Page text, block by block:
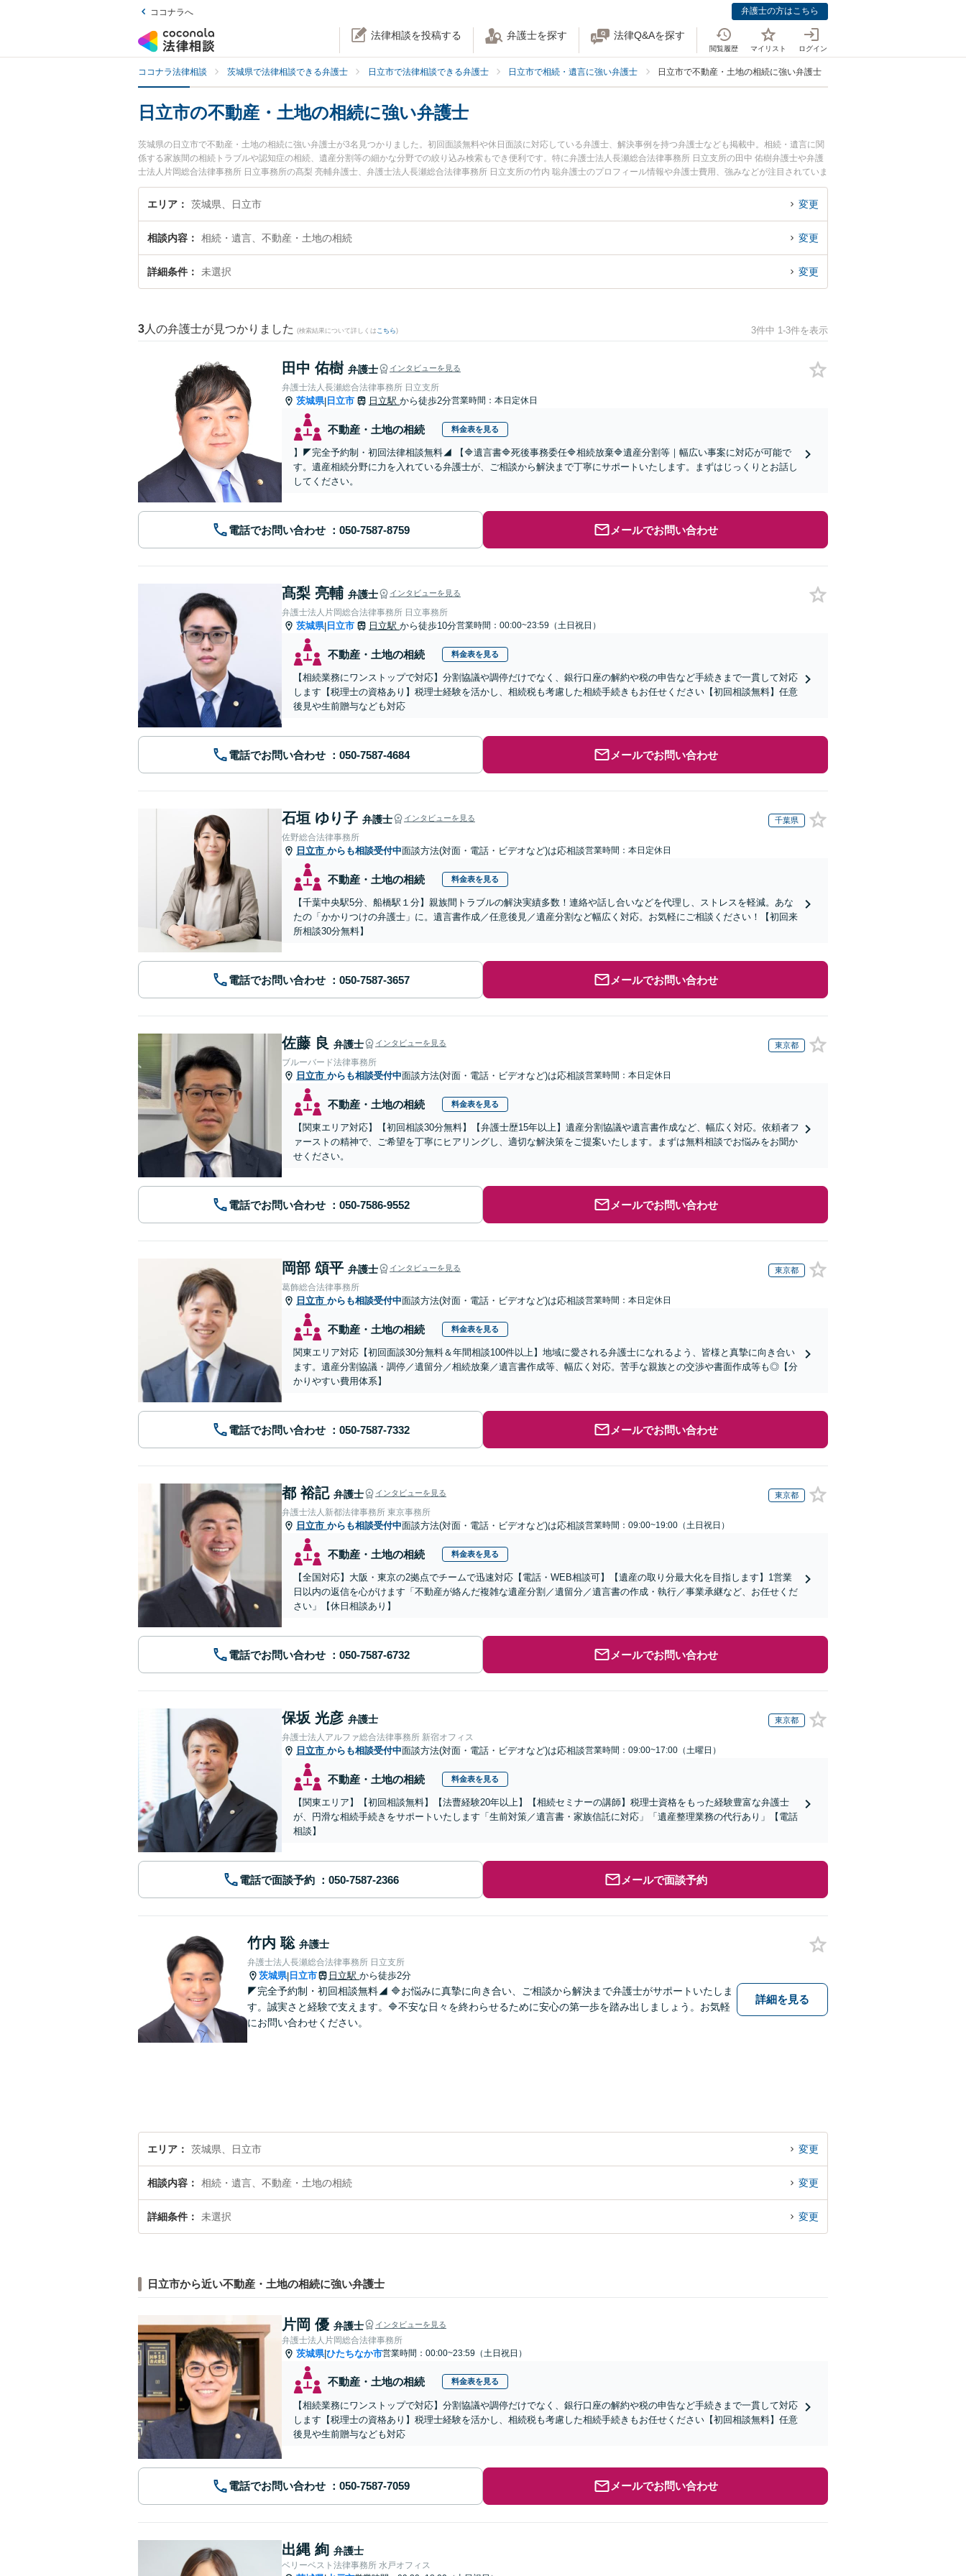
ココナラへ 弁護士の方はこちら
法律相談を投稿する 弁護士を探す 法律Q&Aを探す
閲覧履歴 マイリスト ログイン
ココナラ法律相談 茨城県で法律相談できる弁護士 日立市で法律相談できる弁護士 日立市で相続・遺言に強い弁護士 日立市で不動産・土地の相続に強い弁護士
日立市の不動産・土地の相続に強い弁護士
茨城県の日立市で不動産・土地の相続に強い弁護士が3名見つかりました。初回面談無料や休日面談に対応している弁護士、解決事例を持つ弁護士なども掲載中。相続・遺言に関
係する家族間の相続トラブルや認知症の相続、遺産分割等の細かな分野での絞り込み検索もでき便利です。特に弁護士法人長瀬総合法律事務所 日立支所の田中 佑樹弁護士や弁護
士法人片岡総合法律事務所 日立事務所の髙梨 亮輔弁護士、弁護士法人長瀬総合法律事務所 日立支所の竹内 聡弁護士のプロフィール情報や弁護士費用、強みなどが注目されていま
す。『日立市で土日や夜間に発生した不動産・土地の相続のトラブルを今すぐに弁護士に相談したい』『不動産・土地の相続のトラブル解決の実績豊富な近くの弁護士を検索した
い』『初回相談無料で不動産・土地の相続を法律相談できる日立市内の弁護士に相談予約したい』などでお困りの相談者さんにおすすめです。
エリア 茨城県、日立市 変更
相談内容 相続・遺言、不動産・土地の相続 変更
詳細条件 未選択 変更
3 人の弁護士が見つかりました (検索結果について詳しくは こちら) 3件中 1-3件を表示
田中 佑樹 弁護士 インタビューを見る
弁護士法人長瀬総合法律事務所 日立支所
茨城県| 日立市 日立駅 から徒歩2分営業時間：本日定休日
不動産・土地の相続 料金表を見る
】◤完全予約制・初回法律相談無料◢ 【🔷遺言書🔷死後事務委任🔷相続放棄🔷遺産分割等｜幅広い事案に対応が可能で
す。遺産相続分野に力を入れている弁護士が、ご相談から解決まで丁寧にサポートいたします。まずはじっくりとお話し
してください。
電話でお問い合わせ メールでお問い合わせ
髙梨 亮輔 弁護士 インタビューを見る
弁護士法人片岡総合法律事務所 日立事務所
茨城県| 日立市 日立駅 から徒歩10分営業時間：00:00~23:59（土日祝日）
不動産・土地の相続 料金表を見る
【相続業務にワンストップで対応】分割協議や調停だけでなく、銀行口座の解約や税の申告など手続きまで一貫して対応
します【税理士の資格あり】税理士経験を活かし、相続税も考慮した相続手続きもお任せください【初回相談無料】任意
後見や生前贈与なども対応
電話でお問い合わせ メールでお問い合わせ
石垣 ゆり子 弁護士 インタビューを見る 千葉県
佐野総合法律事務所
日立市 からも相談受付中面談方法(対面・電話・ビデオなど)は応相談営業時間：本日定休日
不動産・土地の相続 料金表を見る
【千葉中央駅5分、船橋駅１分】親族間トラブルの解決実績多数！連絡や話し合いなどを代理し、ストレスを軽減。あな
たの「かかりつけの弁護士」に。遺言書作成／任意後見／遺産分割など幅広く対応。お気軽にご相談ください！【初回来
所相談30分無料】
電話でお問い合わせ メールでお問い合わせ
佐藤 良 弁護士 インタビューを見る 東京都
ブルーバード法律事務所
日立市 からも相談受付中面談方法(対面・電話・ビデオなど)は応相談営業時間：本日定休日
不動産・土地の相続 料金表を見る
【関東エリア対応】【初回相談30分無料】【弁護士歴15年以上】遺産分割協議や遺言書作成など、幅広く対応。依頼者フ
ァーストの精神で、ご希望を丁寧にヒアリングし、適切な解決策をご提案いたします。まずは無料相談でお悩みをお聞か
せください。
電話でお問い合わせ メールでお問い合わせ
岡部 頌平 弁護士 インタビューを見る 東京都
葛飾総合法律事務所
日立市 からも相談受付中面談方法(対面・電話・ビデオなど)は応相談営業時間：本日定休日
不動産・土地の相続 料金表を見る
関東エリア対応【初回面談30分無料＆年間相談100件以上】地域に愛される弁護士になれるよう、皆様と真摯に向き合い
ます。遺産分割協議・調停／遺留分／相続放棄／遺言書作成等、幅広く対応。苦手な親族との交渉や書面作成等も◎【分
かりやすい費用体系】
電話でお問い合わせ メールでお問い合わせ
都 裕記 弁護士 インタビューを見る 東京都
弁護士法人新都法律事務所 東京事務所
日立市 からも相談受付中面談方法(対面・電話・ビデオなど)は応相談営業時間：09:00~19:00（土日祝日）
不動産・土地の相続 料金表を見る
【全国対応】大阪・東京の2拠点でチームで迅速対応【電話・WEB相談可】【遺産の取り分最大化を目指します】1営業
日以内の返信を心がけます「不動産が絡んだ複雑な遺産分割／遺留分／遺言書の作成・執行／事業承継など、お任せくだ
さい」【休日相談あり】
電話でお問い合わせ メールでお問い合わせ
保坂 光彦 弁護士 東京都
弁護士法人アルファ総合法律事務所 新宿オフィス
日立市 からも相談受付中面談方法(対面・電話・ビデオなど)は応相談営業時間：09:00~17:00（土曜日）
不動産・土地の相続 料金表を見る
【関東エリア】【初回相談無料】【法曹経験20年以上】【相続セミナーの講師】税理士資格をもった経験豊富な弁護士
が、円滑な相続手続きをサポートいたします「生前対策／遺言書・家族信託に対応」「遺産整理業務の代行あり」【電話
相談】
電話で面談予約 メールで面談予約
竹内 聡 弁護士
弁護士法人長瀬総合法律事務所 日立支所
茨城県| 日立市 日立駅 から徒歩2分
◤完全予約制・初回相談無料◢ 🔷お悩みに真摯に向き合い、ご相談から解決まで弁護士がサポートいたしま
す。誠実さと経験で支えます。🔷不安な日々を終わらせるために安心の第一歩を踏み出しましょう。お気軽
にお問い合わせください。
詳細を見る
エリア 茨城県、日立市 変更
相談内容 相続・遺言、不動産・土地の相続 変更
詳細条件 未選択 変更
日立市から近い不動産・土地の相続に強い弁護士
片岡 優 弁護士 インタビューを見る
弁護士法人片岡総合法律事務所
茨城県|ひたちなか市営業時間：00:00~23:59（土日祝日）
不動産・土地の相続 料金表を見る
【相続業務にワンストップで対応】分割協議や調停だけでなく、銀行口座の解約や税の申告など手続きまで一貫して対応
します【税理士の資格あり】税理士経験を活かし、相続税も考慮した相続手続きもお任せください【初回相談無料】任意
後見や生前贈与なども対応
電話でお問い合わせ メールでお問い合わせ
出縄 絢 弁護士
ベリーベスト法律事務所 水戸オフィス